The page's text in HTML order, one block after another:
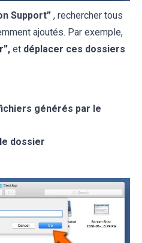
Support” , rechercher tous
ajoutés. Par exemple,
et déplacer ces dossiers
générés par le
dossier